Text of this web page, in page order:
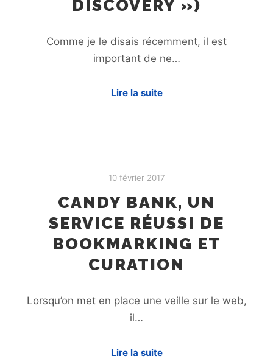
DISCOVERY »)
Comme je le disais récemment, il est
important de ne…
Lire la suite
10 février 2017
CANDY BANK, UN
SERVICE RÉUSSI DE
BOOKMARKING ET
CURATION
Lorsqu’on met en place une veille sur le web,
il…
Lire la suite